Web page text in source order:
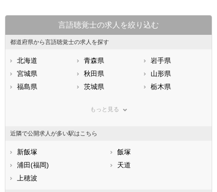
言語聴覚士の求人を絞り込む
都道府県から言語聴覚士の求人を探す
北海道 青森県
岩手県
宮城県
秋田県
山形県
福島県
茨城県
栃木県
神奈川県
石川県
福井県
静岡県
滋賀県
兵庫県
もっと見る
近隣で公開求人が多い駅はこちら
新飯塚
飯塚
浦田(福岡)
天道
上穂波